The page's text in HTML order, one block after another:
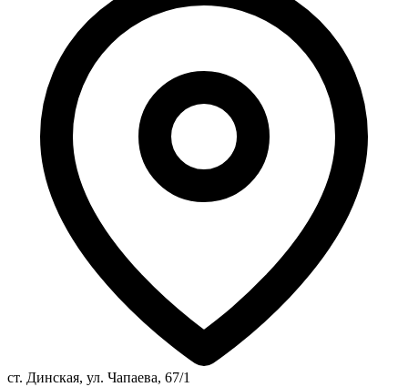
ст. Динская, ул. Чапаева, 67/1